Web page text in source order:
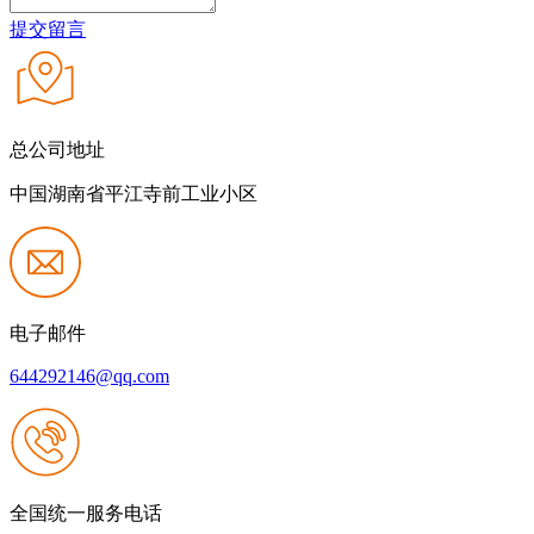
提交留言
总公司地址
中国湖南省平江寺前工业小区
电子邮件
644292146@qq.com
全国统一服务电话